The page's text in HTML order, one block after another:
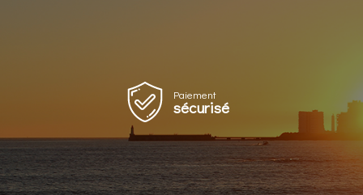
Paiement
sécurisé